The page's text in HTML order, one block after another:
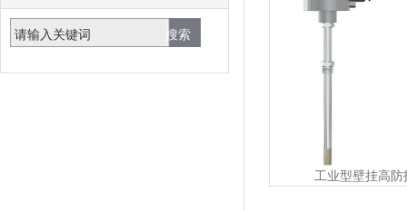
工业型壁挂高